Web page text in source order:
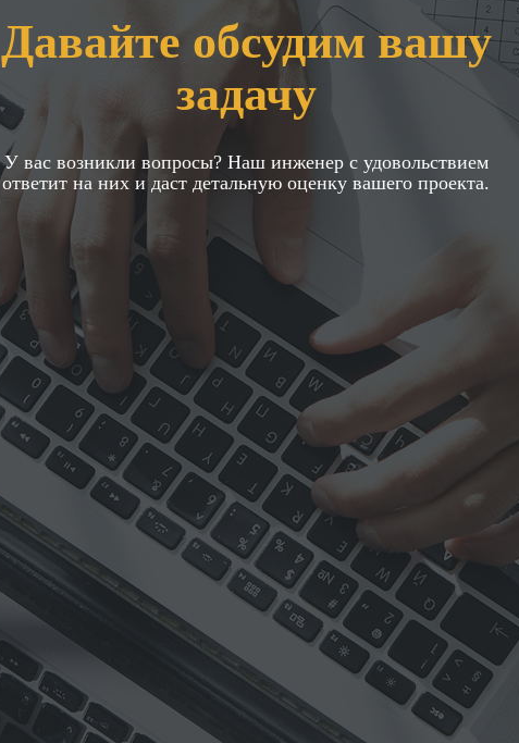
Давайте обсудим вашу
задачу
У вас возникли вопросы? Наш инженер с удовольствием
ответит на них и даст детальную оценку вашего проекта.